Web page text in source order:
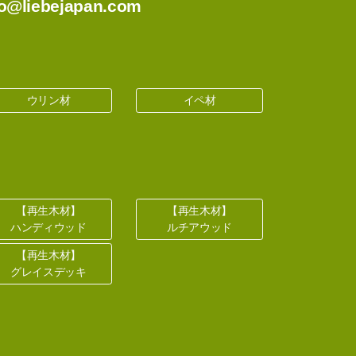
ウリン材 イペ材
【再生木材】
ハンディウッド
【再生木材】
ルチアウッド
【再生木材】
グレイスデッキ